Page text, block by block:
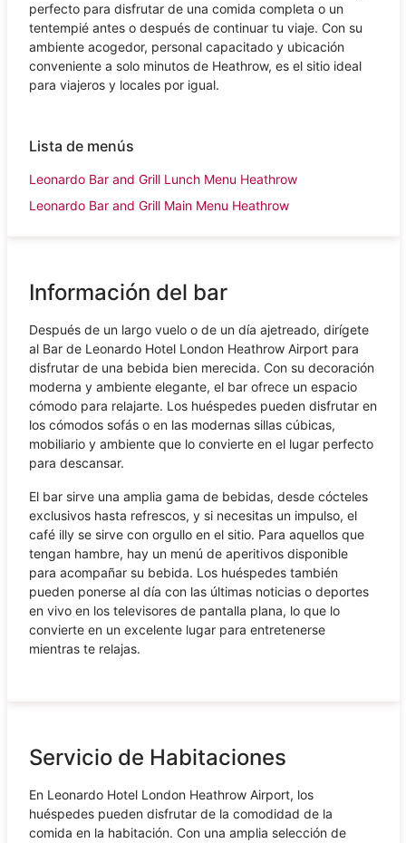
perfecto para disfrutar de una comida completa o un
tentempié antes o después de continuar tu viaje. Con su
ambiente acogedor, personal capacitado y ubicación
conveniente a solo minutos de Heathrow, es el sitio ideal
para viajeros y locales por igual.
Lista de menús
Leonardo Bar and Grill Lunch Menu Heathrow
Leonardo Bar and Grill Main Menu Heathrow
Información del bar
Después de un largo vuelo o de un día ajetreado, dirígete
al Bar de Leonardo Hotel London Heathrow Airport para
disfrutar de una bebida bien merecida. Con su decoración
moderna y ambiente elegante, el bar ofrece un espacio
cómodo para relajarte. Los huéspedes pueden disfrutar en
los cómodos sofás o en las modernas sillas cúbicas,
mobiliario y ambiente que lo convierte en el lugar perfecto
para descansar.
El bar sirve una amplia gama de bebidas, desde cócteles
exclusivos hasta refrescos, y si necesitas un impulso, el
café illy se sirve con orgullo en el sitio. Para aquellos que
tengan hambre, hay un menú de aperitivos disponible
para acompañar su bebida. Los huéspedes también
pueden ponerse al día con las últimas noticias o deportes
en vivo en los televisores de pantalla plana, lo que lo
convierte en un excelente lugar para entretenerse
mientras te relajas.
Servicio de Habitaciones
En Leonardo Hotel London Heathrow Airport, los
huéspedes pueden disfrutar de la comodidad de la
comida en la habitación. Con una amplia selección de